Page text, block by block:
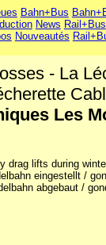
Bahn+Bus
News Rail+Bus
Nouveautés
- La
Les
drag lifts during
eingestellt /
abgebaut /